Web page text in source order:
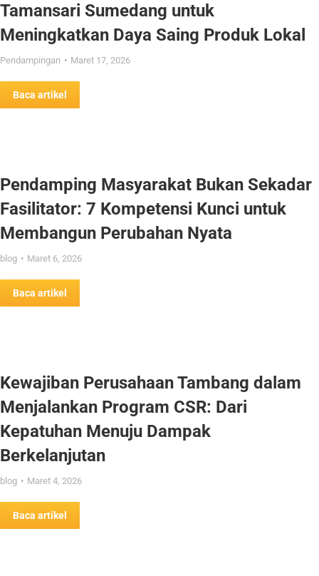
Tamansari Sumedang untuk
Meningkatkan Daya Saing Produk Lokal
Pendampingan Maret 17, 2026
Baca artikel
Pendamping Masyarakat Bukan Sekadar
Fasilitator: 7 Kompetensi Kunci untuk
Membangun Perubahan Nyata
blog Maret 6, 2026
Baca artikel
Kewajiban Perusahaan Tambang dalam
Menjalankan Program CSR: Dari
Kepatuhan Menuju Dampak
Berkelanjutan
blog Maret 4, 2026
Baca artikel